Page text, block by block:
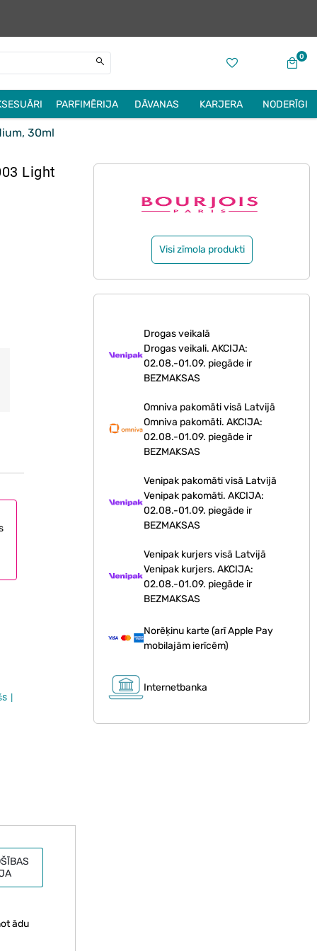
0
PARFIMĒRIJA DĀVANAS KARJERA NODERĪGI
30ml
Light
Visi zīmola produkti
Drogas veikalā
Drogas veikali. AKCIJA:
02.08.-01.09. piegāde ir
BEZMAKSAS
Omniva pakomāti visā Latvijā
Omniva pakomāti. AKCIJA:
02.08.-01.09. piegāde ir
BEZMAKSAS
Venipak pakomāti visā Latvijā
Venipak pakomāti. AKCIJA:
02.08.-01.09. piegāde ir
BEZMAKSAS
Venipak kurjers visā Latvijā
Venipak kurjers. AKCIJA:
02.08.-01.09. piegāde ir
BEZMAKSAS
Norēķinu karte (arī Apple Pay
mobilajām ierīcēm)
Internetbanka
ādu